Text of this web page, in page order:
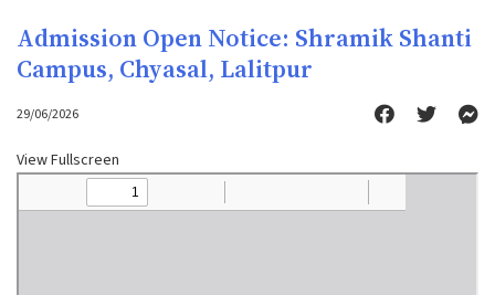
Admission Open Notice: Shramik Shanti
Campus, Chyasal, Lalitpur
29/06/2026
View Fullscreen